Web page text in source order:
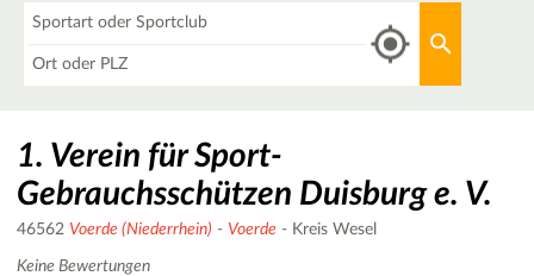
1. Verein für Sport-
Gebrauchsschützen Duisburg e. V.
46562 Voerde (Niederrhein) - Voerde - Kreis Wesel
Keine Bewertungen